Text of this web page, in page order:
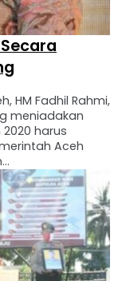
HM Fadhil Rahmi,
meniadakan
harus
Aceh
Aceh
secara
haji secara